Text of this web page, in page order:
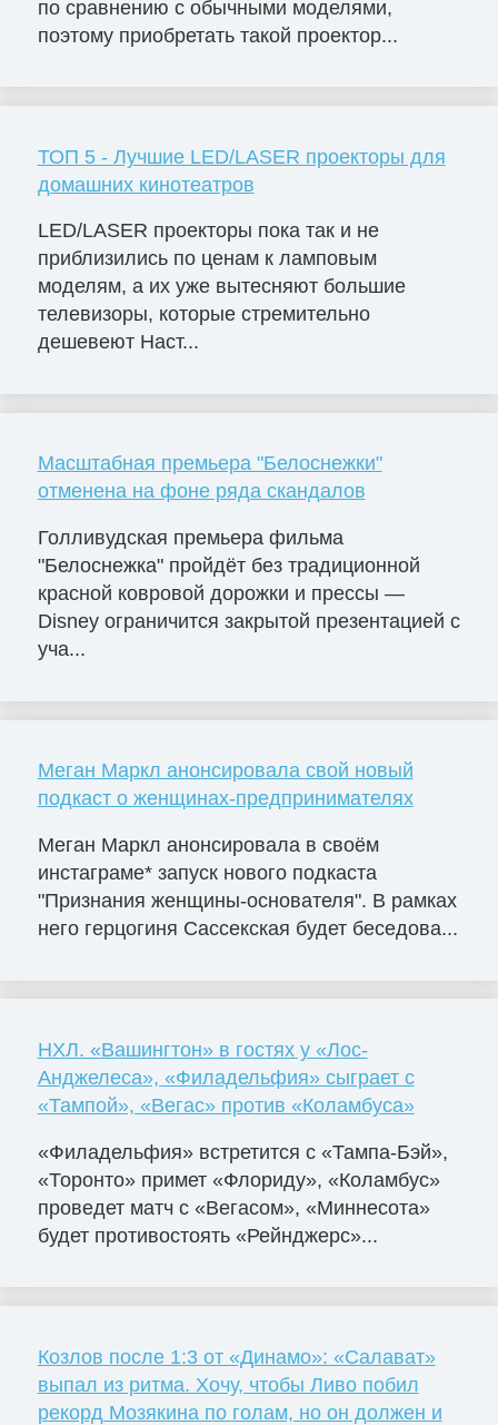
по сравнению с обычными моделями,
поэтому приобретать такой проектор...
ТОП 5 - Лучшие LED/LASER проекторы для
домашних кинотеатров
LED/LASER проекторы пока так и не
приблизились по ценам к ламповым
моделям, а их уже вытесняют большие
телевизоры, которые стремительно
дешевеют Наст...
Масштабная премьера "Белоснежки"
отменена на фоне ряда скандалов
Голливудская премьера фильма
"Белоснежка" пройдёт без традиционной
красной ковровой дорожки и прессы —
Disney ограничится закрытой презентацией с
уча...
Меган Маркл анонсировала свой новый
подкаст о женщинах-предпринимателях
Меган Маркл анонсировала в своём
инстаграме* запуск нового подкаста
"Признания женщины-основателя". В рамках
него герцогиня Сассекская будет беседова...
НХЛ. «Вашингтон» в гостях у «Лос-
Анджелеса», «Филадельфия» сыграет с
«Тампой», «Вегас» против «Коламбуса»
«Филадельфия» встретится с «Тампа-Бэй»,
«Торонто» примет «Флориду», «Коламбус»
проведет матч с «Вегасом», «Миннесота»
будет противостоять «Рейнджерс»...
Козлов после 1:3 от «Динамо»: «Салават»
выпал из ритма. Хочу, чтобы Ливо побил
рекорд Мозякина по голам, но он должен и